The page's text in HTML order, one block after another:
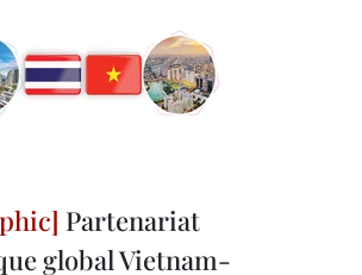
Partenariat
global Vietnam-